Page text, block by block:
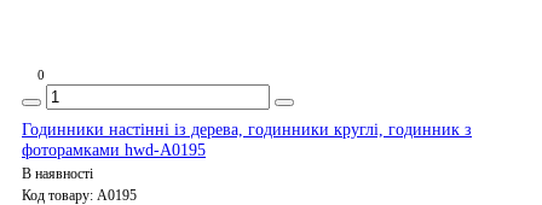
0
Годинники настінні із дерева, годинники круглі, годинник з
фоторамками hwd-A0195
В наявності
Код товару: A0195